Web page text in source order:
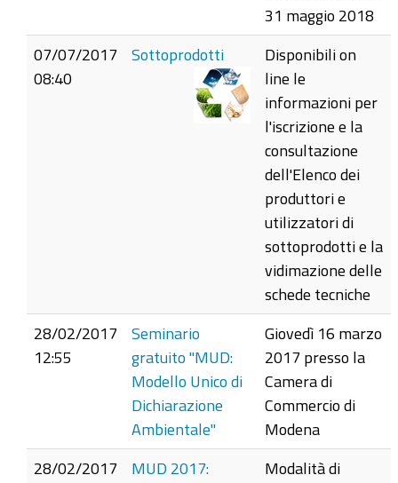
31 maggio 2018
07/07/2017
08:40
Sottoprodotti
Disponibili on
line le
informazioni per
l'iscrizione e la
consultazione
dell'Elenco dei
produttori e
utilizzatori di
sottoprodotti e la
vidimazione delle
schede tecniche
28/02/2017
12:55
Seminario
gratuito "MUD:
Modello Unico di
Dichiarazione
Ambientale"
Giovedì 16 marzo
2017 presso la
Camera di
Commercio di
Modena
28/02/2017
MUD 2017:
Modalità di